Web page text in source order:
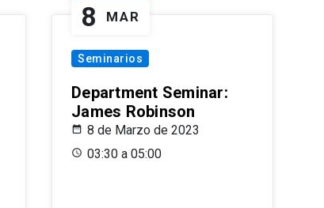
8 MAR
Seminarios
Department Seminar:
James Robinson
8 de Marzo de 2023
03:30 a 05:00